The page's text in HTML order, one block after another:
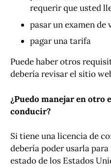
requerir que usted
pasar un examen de
pagar una tarifa
Puede haber otros
debería revisar el sitio
¿Puedo manejar en otro
conducir?
Si tiene una licencia de
debería poder usarla
estado de los Estados